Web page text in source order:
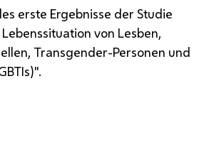
erste Ergebnisse der Studie
von Lesben,
Transgender-Personen und
)".